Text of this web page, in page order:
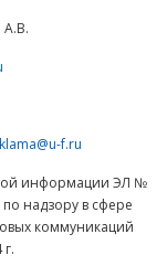
А.В.
f.ru
информации ЭЛ №
надзору в сфере
коммуникаций